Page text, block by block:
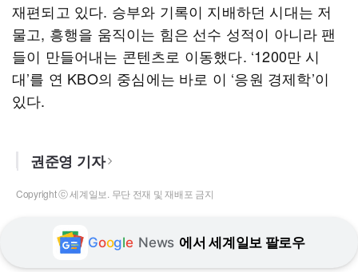
재편되고 있다. 승부와 기록이 지배하던 시대는 저
물고, 흥행을 움직이는 힘은 선수 성적이 아니라 팬
들이 만들어내는 콘텐츠로 이동했다. ‘1200만 시
대’를 연 KBO의 중심에는 바로 이 ‘응원 경제학’이
있다.
권준영 기자
Copyright ⓒ 세계일보. 무단 전재 및 재배포 금지
Google News 에서 세계일보 팔로우